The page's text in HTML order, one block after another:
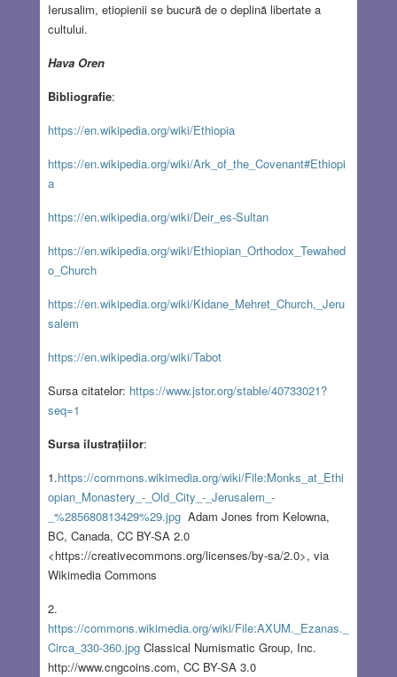
Ierusalim, etiopienii se bucură de o deplină libertate a
cultului.
Hava Oren
Bibliografie:
https://en.wikipedia.org/wiki/Ethiopia
https://en.wikipedia.org/wiki/Ark_of_the_Covenant#Ethiopi
a
https://en.wikipedia.org/wiki/Deir_es-Sultan
https://en.wikipedia.org/wiki/Ethiopian_Orthodox_Tewahed
o_Church
https://en.wikipedia.org/wiki/Kidane_Mehret_Church,_Jeru
salem
https://en.wikipedia.org/wiki/Tabot
Sursa citatelor: https://www.jstor.org/stable/40733021?
seq=1
Sursa ilustrațiilor:
1.https://commons.wikimedia.org/wiki/File:Monks_at_Ethi
opian_Monastery_-_Old_City_-_Jerusalem_-
_%285680813429%29.jpgAdam Jones from Kelowna,
BC, Canada, CC BY-SA 2.0
<https://creativecommons.org/licenses/by-sa/2.0>, via
Wikimedia Commons
2.
https://commons.wikimedia.org/wiki/File:AXUM._Ezanas._
Circa_330-360.jpgClassical Numismatic Group, Inc.
http://www.cngcoins.com, CC BY-SA 3.0